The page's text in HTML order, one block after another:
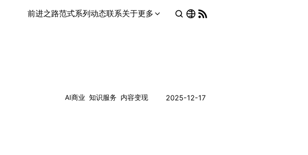
前进之路范式系列动态联系关于更多
AI商业 知识服务 内容变现 2025-12-17